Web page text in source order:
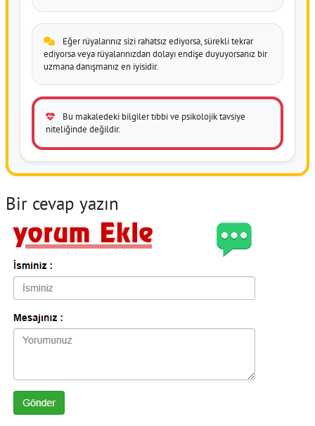
Eğer rüyalarınız sizi rahatsız ediyorsa, sürekli tekrar
ediyorsa veya rüyalarınızdan dolayı endişe duyuyorsanız bir
uzmana danışmanız en iyisidir.
Bu makaledeki bilgiler tıbbi ve psikolojik tavsiye
niteliğinde değildir.
Bir cevap yazın